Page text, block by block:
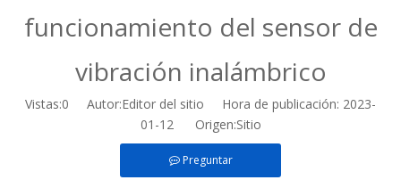
funcionamiento del sensor de
vibración inalámbrico
Vistas:0 Autor:Editor del sitio Hora de publicación: 2023-
01-12 Origen:Sitio
Preguntar